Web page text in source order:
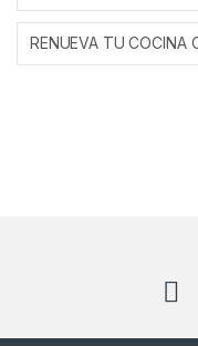
RENUEVA TU COCINA